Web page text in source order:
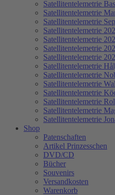
Satellitentelemetrie
Satellitentelemetrie
Satellitentelemetrie
Satellitentelemetrie
Satellitentelemetrie
Satellitentelemetrie
Satellitentelemetrie
Satellitentelemetrie
Satellitentelemetrie
Satellitentelemetrie
Satellitentelemetrie
Satellitentelemetrie
Satellitentelemetrie
Satellitentelemetrie
Shop
Patenschaften
Artikel Prinzesschen
DVD/CD
Bücher
Souvenirs
Versandkosten
Warenkorb